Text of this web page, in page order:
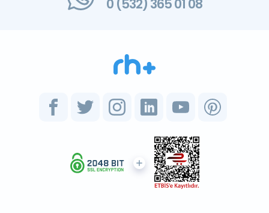
0 (532) 365 01 08